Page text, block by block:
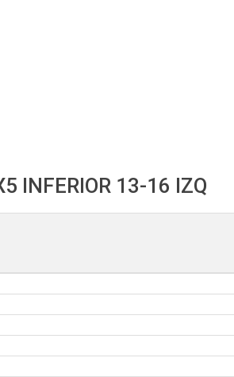
INFERIOR 13-16 IZQ